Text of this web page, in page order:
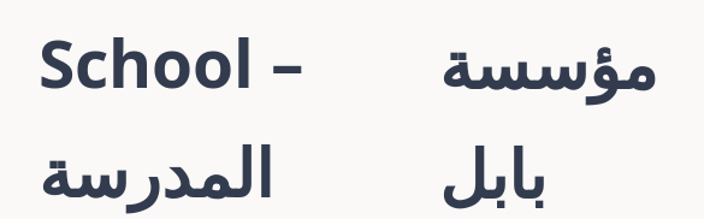
School –
المدرسة
مؤسسة
بابل